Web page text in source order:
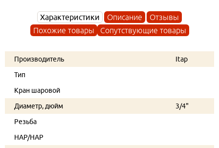
Характеристики Описание
Отзывы
Похожие товары
Сопутствующие товары
Производитель
Itap
Тип
Кран шаровой
Диаметр, дюйм
3/4"
Резьба
НАР/НАР